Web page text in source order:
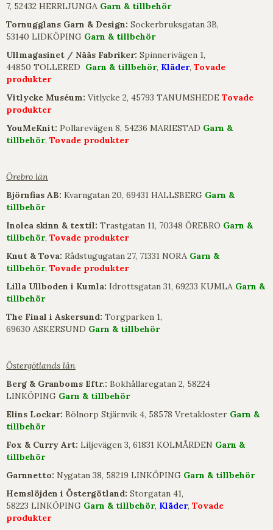
7, 52432 HERRLJUNGA Garn & tillbehör
Tornugglans Garn & Design: Sockerbruksgatan 3B,
53140 LIDKÖPING Garn & tillbehör
Ullmagasinet / Nääs Fabriker: Spinnerivägen 1,
44850 TOLLERED Garn & tillbehör, Kläder, Tovade
produkter
Vitlycke Muséum: Vitlycke 2, 45793 TANUMSHEDE Tovade
produkter
YouMeKnit: Pollarevägen 8, 54236 MARIESTAD Garn &
tillbehör, Tovade produkter
Örebro län
Björnfias AB: Kvarngatan 20, 69431 HALLSBERG Garn &
tillbehör
Inolea skinn & textil: Trastgatan 11, 70348 ÖREBRO Garn &
tillbehör, Tovade produkter
Knut & Tova: Rådstugugatan 27, 71331 NORA Garn &
tillbehör, Tovade produkter
Lilla Ullboden i Kumla: Idrottsgatan 31, 69233 KUMLA Garn &
tillbehör
The Final i Askersund: Torgparken 1,
69630 ASKERSUND Garn & tillbehör
Östergötlands län
Berg & Granboms Eftr.: Bokhållaregatan 2, 58224
LINKÖPING Garn & tillbehör
Elins Lockar: Bölnorp Stjärnvik 4, 58578 Vretakloster Garn &
tillbehör
Fox & Curry Art: Liljevägen 3, 61831 KOLMÅRDEN Garn &
tillbehör
Garnnetto: Nygatan 38, 58219 LINKÖPING Garn & tillbehör
Hemslöjden i Östergötland: Storgatan 41,
58223 LINKÖPING Garn & tillbehör, Kläder, Tovade
produkter